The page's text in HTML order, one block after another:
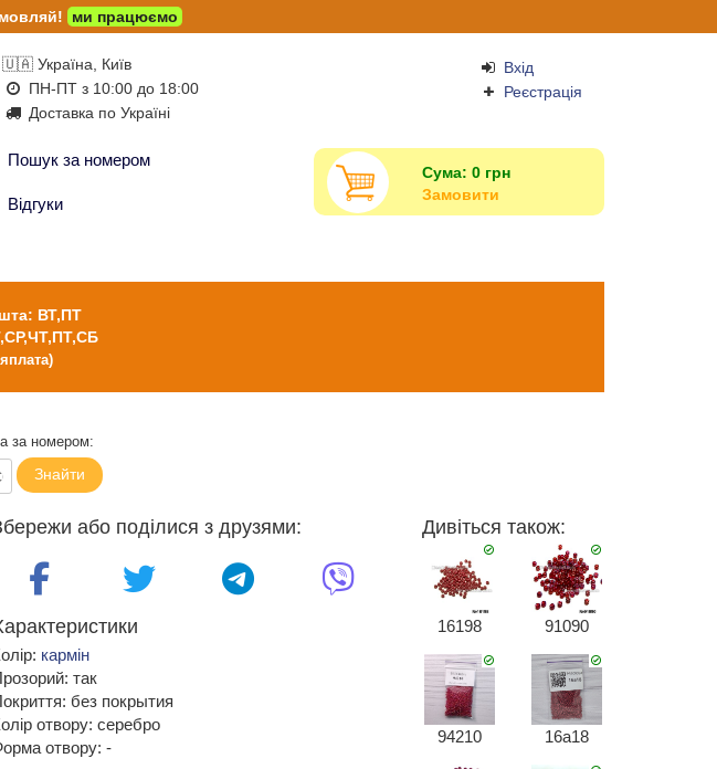
🇺🇦 Україна, Київ
ПН-ПТ з 10:00 до 18:00
Доставка по Україні
Вхід
Реєстрація
Пошук за номером
Відгуки
Сума: 0 грн
Замовити
ВТ,ПТ
за номером:
Знайти
або поділися з друзями:
кармін
так
без покрытия
отвору: серебро
отвору: -
Дивіться також:
16198 91090
94210 16a18
ми працюємо